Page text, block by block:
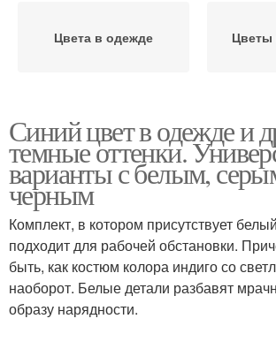
Цвета в одежде Цветы
Сочетания в одежде Цвета
Цвета в интерьерах
Синий цвет в одежде и
темные оттенки.
варианты с белым,
черным
Комплект, в котором присутствует
подходит для рабочей обстановки.
быть, как костюм колора индиго со
наоборот. Белые детали разбавят
образу нарядности.